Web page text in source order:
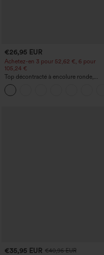
€26,95 EUR
Achetez-en 3 pour 52,62 €, 6 pour
105,24 €
Top décontracté à encolure ronde,
manches chauve-souris et coupe ample
€35,95 EUR €40,95 EUR